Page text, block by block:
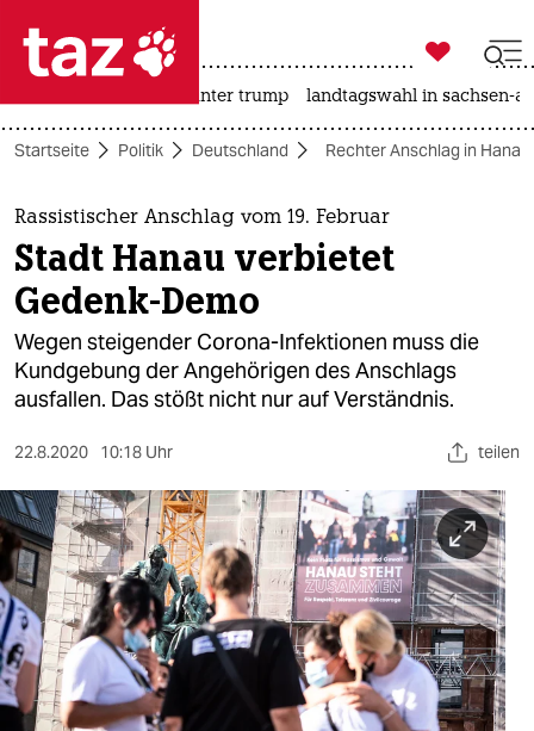
 taz zahl ich
taz zahl ich
themen
politik
öko
gesellschaft
sport
berlin
nord
wahrheit
verlag

taz zahl ich
usa unter trump landtagswahl in sachsen-
Startseite Politik Deutschland Rechter Anschlag in Hanau
Rassistischer Anschlag vom 19. Februar
Stadt Hanau verbietet
Gedenk-Demo
Wegen steigender Corona-Infektionen muss die
Kundgebung der Angehörigen des Anschlags
ausfallen. Das stößt nicht nur auf Verständnis.
22.8.2020 10:18 Uhr teilen